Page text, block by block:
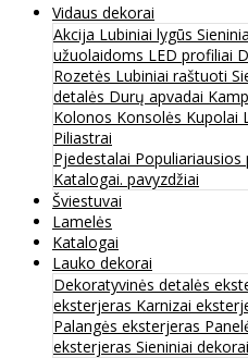
Vidaus dekorai
Akcija Lubiniai lygūs
užuolaidoms LED profiliai
Rozetės Lubiniai raštuoti
detalės Durų apvadai
Kolonos Konsolės Kupolai
Piliastrai
Pjedestalai Populiariausios
Katalogai. pavyzdžiai
Šviestuvai
Lamelės
Katalogai
Lauko dekorai
Dekoratyvinės detalės
eksterjeras Karnizai
Palangės eksterjeras
eksterjeras Sieniniai